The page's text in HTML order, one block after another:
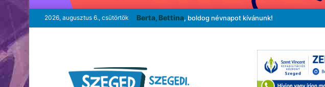
2026, augusztus 6., csütörtök Berta, Bettina, boldog névnapot kívánunk!